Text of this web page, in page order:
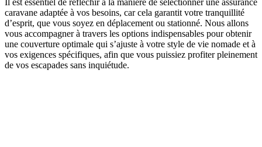
caravane adaptée à vos besoins, car cela garantit votre tranquillité
d’esprit, que vous soyez en déplacement ou stationné. Nous allons
vous accompagner à travers les options indispensables pour obtenir
une couverture optimale qui s’ajuste à votre style de vie nomade et à
vos exigences spécifiques, afin que vous puissiez profiter pleinement
de vos escapades sans inquiétude.